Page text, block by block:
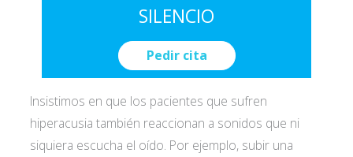
SILENCIO
Pedir cita
Insistimos en que los pacientes que sufren
hiperacusia también reaccionan a sonidos que ni
siquiera escucha el oído. Por ejemplo, subir una